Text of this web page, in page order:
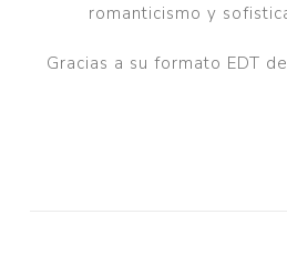
romanticismo y
Gracias a su formato EDT